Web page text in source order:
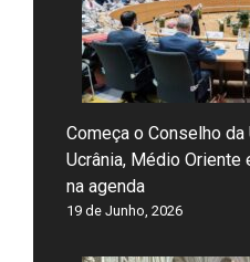
Começa o Conselho
Ucrânia, Médio Oriente
na agenda
19 de Junho, 2026